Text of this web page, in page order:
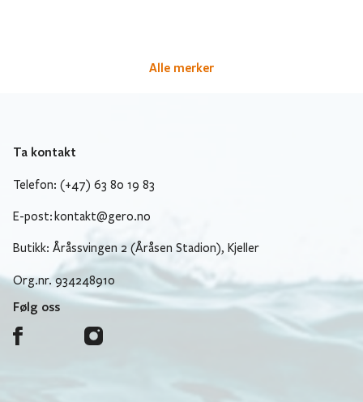
Alle merker
Ta kontakt
Telefon: (+47) 63 80 19 83
E-post: kontakt@gero.no
Butikk: Åråssvingen 2 (Åråsen Stadion), Kjeller
Org.nr. 934248910
Følg oss